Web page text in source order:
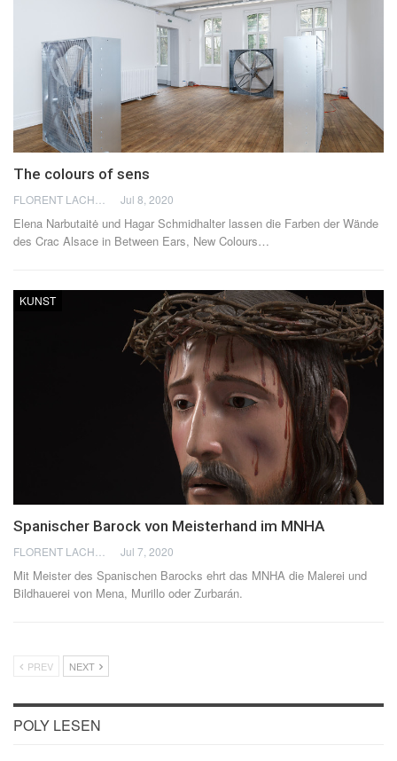
The colours of sens
Jul 8, 2020
Elena Narbutaitė und Hagar Schmidhalter lassen die Farben der Wände
des Crac Alsace in Between Ears, New Colours…
KUNST
Spanischer Barock von Meisterhand im MNHA
Jul 7, 2020
Mit Meister des Spanischen Barocks ehrt das MNHA die Malerei und
Bildhauerei von Mena, Murillo oder Zurbarán.
PREV NEXT
POLY LESEN